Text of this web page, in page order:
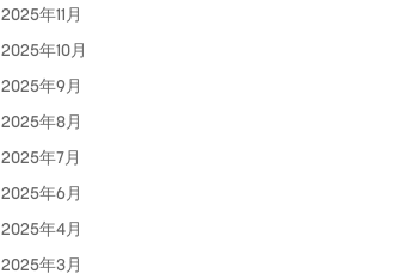
2025年11月
2025年10月
2025年9月
2025年8月
2025年7月
2025年6月
2025年4月
2025年3月